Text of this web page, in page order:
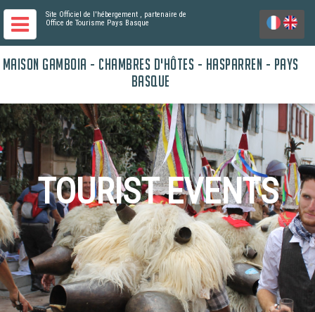
Site Officiel de l'hébergement , partenaire de
Office de Tourisme Pays Basque
MAISON GAMBOIA - CHAMBRES D'HÔTES - HASPARREN - PAYS
BASQUE
TOURIST EVENTS